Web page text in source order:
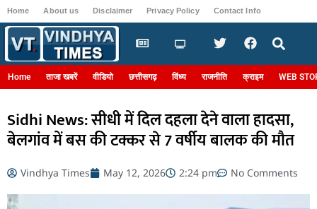
Home About us Disclaimer Privacy Policy Contact Info
Home ताजा खबरें वीडियो छत्तीसगढ़ विंध्य राजनीति क्राइम WEB
Sidhi News: सीधी में दिल दहला देने वाला हादसा,
बेलगांव में बस की टक्कर से 7 वर्षीय बालक की मौत
Vindhya Times May 12, 2026 2:24 pm No Comments